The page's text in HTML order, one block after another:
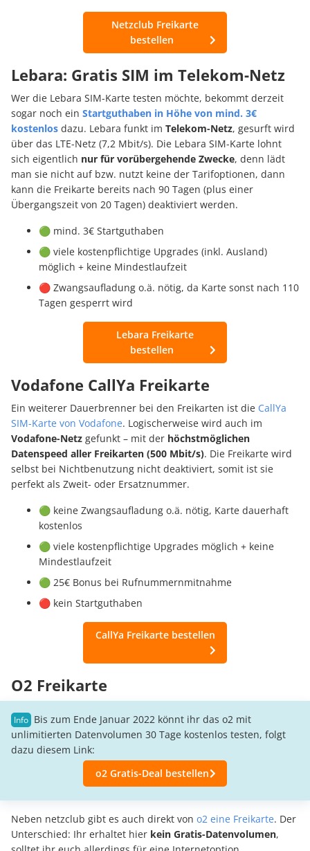
Netzclub Freikarte
bestellen
Lebara: Gratis SIM im Telekom-Netz
Wer die Lebara SIM-Karte testen möchte, bekommt derzeit
sogar noch ein Startguthaben in Höhe von mind. 3€
kostenlos dazu. Lebara funkt im Telekom-Netz, gesurft wird
über das LTE-Netz (7,2 Mbit/s). Die Lebara SIM-Karte lohnt
sich eigentlich nur für vorübergehende Zwecke, denn lädt
man sie nicht auf bzw. nutzt keine der Tarifoptionen, dann
kann die Freikarte bereits nach 90 Tagen (plus einer
Übergangszeit von 20 Tagen) deaktiviert werden.
🟢 mind. 3€ Startguthaben
🟢 viele kostenpflichtige Upgrades (inkl. Ausland)
möglich + keine Mindestlaufzeit
🔴 Zwangsaufladung o.ä. nötig, da Karte sonst nach 110
Tagen gesperrt wird
Lebara Freikarte
bestellen
Vodafone CallYa Freikarte
Ein weiterer Dauerbrenner bei den Freikarten ist die CallYa
SIM-Karte von Vodafone. Logischerweise wird auch im
Vodafone-Netz gefunkt – mit der höchstmöglichen
Datenspeed aller Freikarten (500 Mbit/s). Die Freikarte wird
selbst bei Nichtbenutzung nicht deaktiviert, somit ist sie
perfekt als Zweit- oder Ersatznummer.
🟢 keine Zwangsaufladung o.ä. nötig, Karte dauerhaft
kostenlos
🟢 viele kostenpflichtige Upgrades möglich + keine
Mindestlaufzeit
🟢 25€ Bonus bei Rufnummernmitnahme
🔴 kein Startguthaben
CallYa Freikarte bestellen
O2 Freikarte
Bis zum Ende Januar 2022 könnt ihr das o2 mit
unlimitierten Datenvolumen 30 Tage kostenlos testen, folgt
dazu diesem Link:
o2 Gratis-Deal bestellen
Neben netzclub gibt es auch direkt von o2 eine Freikarte. Der
Unterschied: Ihr erhaltet hier kein Gratis-Datenvolumen,